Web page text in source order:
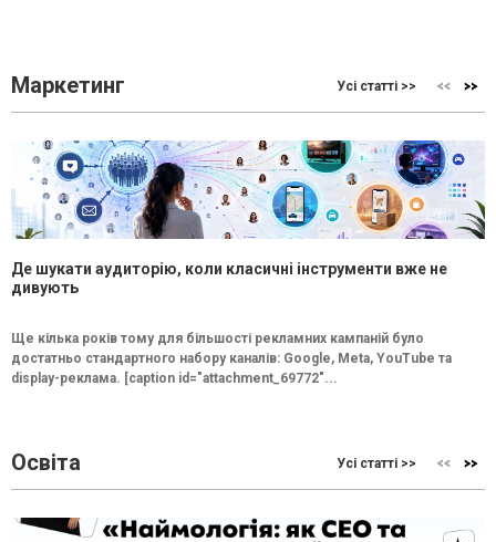
Маркетинг Усі статті >>
Де шукати аудиторію, коли класичні інструменти вже не
дивують
Ще кілька років тому для більшості рекламних кампаній було
достатньо стандартного набору каналів: Google, Meta, YouTube та
display-реклама. [caption id="attachment_69772"...
Освіта Усі статті >>